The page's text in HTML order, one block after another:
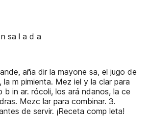
sa l a d a
aña dir la mayone sa, el jugo de
la m pimienta. Mez iel y la clar para
b in ar. rócoli, los ará ndanos, la ce
Mezc lar para combinar. 3.
de servir. ¡Receta comp leta!